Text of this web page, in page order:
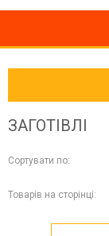
ЗАГОТІВЛІ
Сортувати по:
Товарів на сторінці: